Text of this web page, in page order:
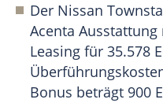
Der Nissan
Acenta
Leasing für 35.578
Bonus beträgt 900